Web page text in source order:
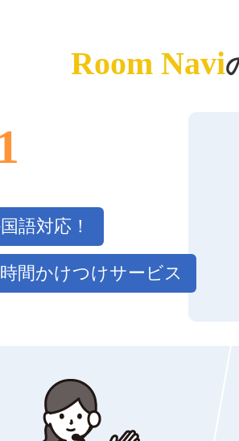
Room Navi
語対応！
間かけつけサービス